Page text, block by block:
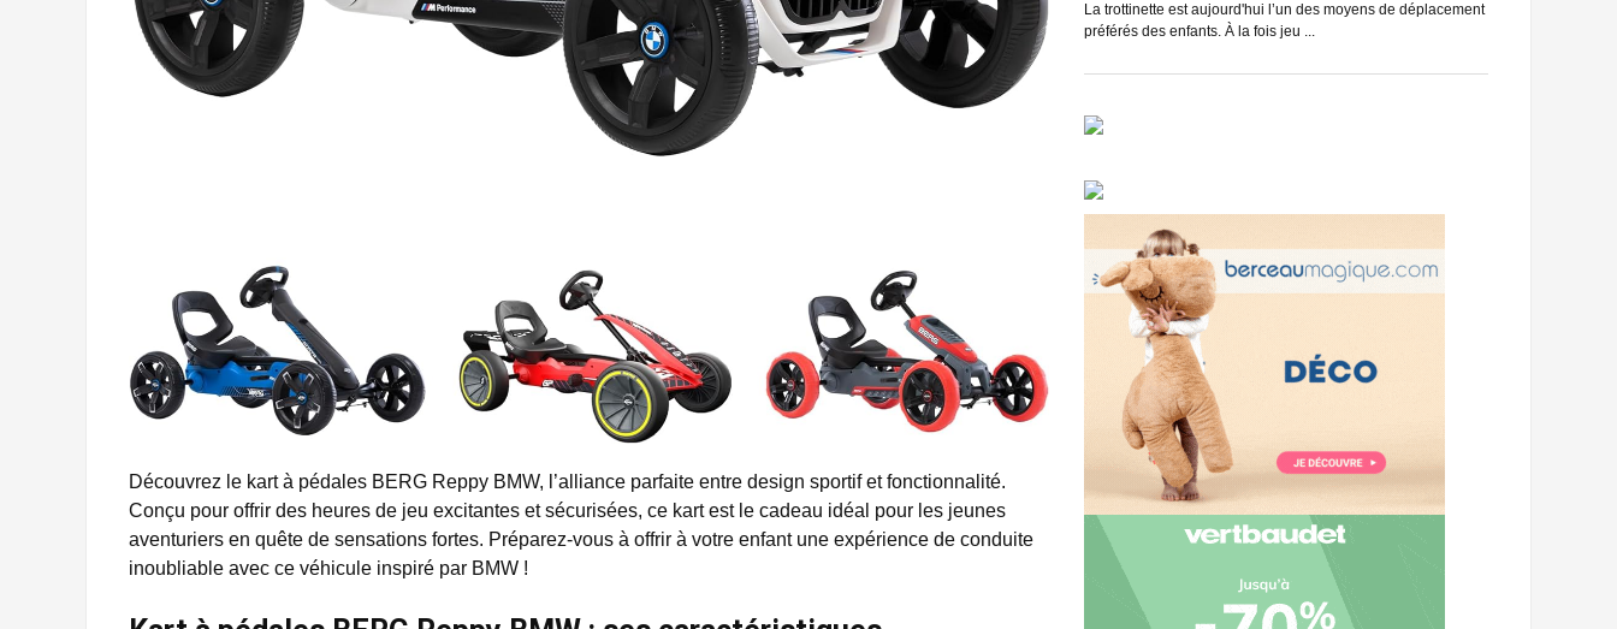
Découvrez le kart à pédales BERG Reppy BMW, l’alliance parfaite entre design sportif et fonctionnalité.
Conçu pour offrir des heures de jeu excitantes et sécurisées, ce kart est le cadeau idéal pour les jeunes
aventuriers en quête de sensations fortes. Préparez-vous à offrir à votre enfant une expérience de conduite
inoubliable avec ce véhicule inspiré par BMW !
plus la notion d'équilibre avant de lui ...
La trottinette est aujourd'hui l’un des moyens de déplacement
préférés des enfants. À la fois jeu ...